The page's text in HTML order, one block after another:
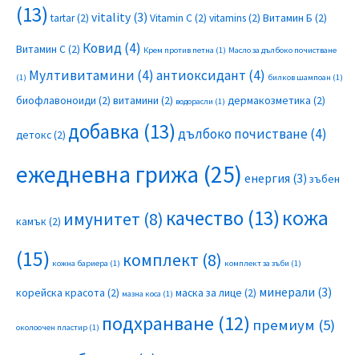
(13) tartar(2) vitality (3) Vitamin C(2) vitamins(2) Витамин Б (2)
Витамин С(2) Ковид(4) Крем против петна (1) Масло за дълбоко почистване
(1) Мултивитамини (4)антиоксидант (4) билков шампоан (1)
биофлавоноиди (2) витамини (2) водорасли (1) дермакозметика (2)
детокс(2) добавка (13)дълбоко почистване(4)
ежедневна грижа (25) енергия (3) зъбен
камък(2) имунитет (8) качество (13)кожа
(15) кожна бариера (1) комплект (8) комплект за зъби (1)
корейска красота (2) мазна коса (1) маска за лице (2) минерали (3)
околоочен пластир (1) подхранване (12) премиум (5)